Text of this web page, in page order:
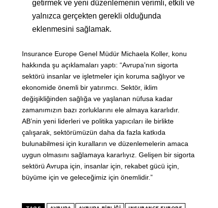
getirmek ve yeni düzenlemenin verimli, etkili ve
yalnızca gerçekten gerekli olduğunda
eklenmesini sağlamak.
Insurance Europe Genel Müdür Michaela Koller, konu
hakkında şu açıklamaları yaptı: “Avrupa’nın sigorta
sektörü insanlar ve işletmeler için koruma sağlıyor ve
ekonomide önemli bir yatırımcı. Sektör, iklim
değişikliğinden sağlığa ve yaşlanan nüfusa kadar
zamanımızın bazı zorluklarını ele almaya kararlıdır.
AB’nin yeni liderleri ve politika yapıcıları ile birlikte
çalışarak, sektörümüzün daha da fazla katkıda
bulunabilmesi için kuralların ve düzenlemelerin amaca
uygun olmasını sağlamaya kararlıyız. Gelişen bir sigorta
sektörü Avrupa için, insanlar için, rekabet gücü için,
büyüme için ve geleceğimiz için önemlidir.”